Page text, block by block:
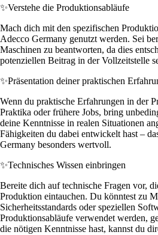
✨Verstehe die Produktionsabläufe
Mach dich mit den spezifischen
Adecco Germany genutzt werden. Sei
Maschinen zu beantworten, da dies
potenziellen Beitrag in der Vollzeitstelle
✨Präsentation deiner praktischen
Wenn du praktische Erfahrungen in der
Praktika oder frühere Jobs, bring
deine Kenntnisse in realen Situationen
Fähigkeiten du dabei entwickelt hast –
Germany besonders wertvoll.
✨Technisches Wissen einbringen
Bereite dich auf technische Fragen vor,
Produktion eintauchen. Du könntest zu
Sicherheitsstandards oder speziellen
Produktionsabläufe verwendet werden,
die nötigen Kenntnisse hast, kannst du